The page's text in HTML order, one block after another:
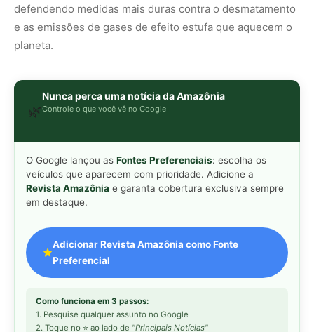
Adicionar Revista Amazônia como Fonte
Preferencial
2. Toque no ⭐ ao lado de"Principais Notícias"
3. Busque Revista Amazôniae marque a caixa — pronto!
MAIS LIDAS DA SEMANA
1
aves marinhas removam ectoparasitas
acumulados em sua pele
2
arremessa serpentes contra rochas
para subjugar presas peçonhentas nos
campos